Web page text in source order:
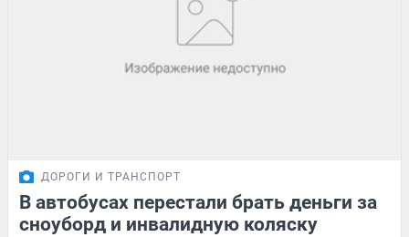
ДОРОГИ И ТРАНСПОРТ
В автобусах перестали брать деньги за
сноуборд и инвалидную коляску